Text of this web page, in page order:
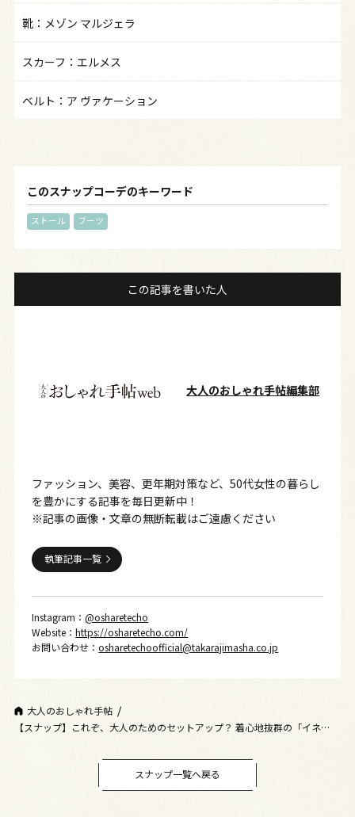
靴：メゾン マルジェラ
スカーフ：エルメス
ベルト：ア ヴァケーション
このスナップコーデのキーワード
ストール ブーツ
この記事を書いた人
大人のおしゃれ手帖編集部
ファッション、美容、更年期対策など、50代女性の暮らし
を豊かにする記事を毎日更新中！
※記事の画像・文章の無断転載はご遠慮ください
執筆記事一覧
Instagram：@osharetecho
Website：https://osharetecho.com/
お問い合わせ：osharetechoofficial@takarajimasha.co.jp
大人のおしゃれ手帖
【スナップ】これぞ、大人のためのセットアップ？ 着心地抜群の「イネド」
スナップ一覧へ戻る